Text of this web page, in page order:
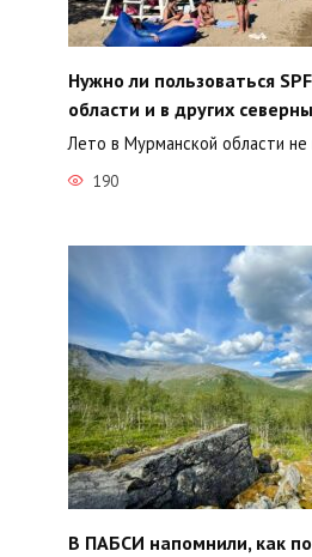
Нужно ли пользоваться
области и в других
Лето в Мурманской области не
190
В ПАБСИ напомнили, как